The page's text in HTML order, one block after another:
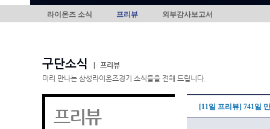
라이온즈 소식 프리뷰 외부감사보고서
구단소식
프리뷰
미리 만나는 삼성라이온즈경기 소식들을 전해 드립니다.
프리뷰 [11일 프리뷰] 741일